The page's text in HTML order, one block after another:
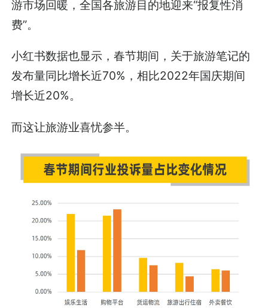
游市场回暖，全国各旅游目的地迎来“报复性消
费”。
小红书数据也显示，春节期间，关于旅游笔记的
发布量同比增长近70%，相比2022年国庆期间
增长近20%。
而这让旅游业喜忧参半。